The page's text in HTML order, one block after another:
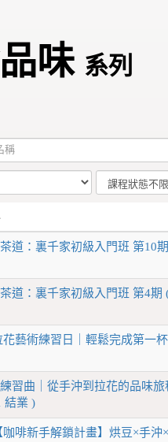
味 系列
道：裏千家初級入門班 第10
道：裏千家初級入門班 第4期
花藝術練習日｜輕鬆完成第一
習曲｜從手沖到拉花的品味旅
結業 )
咖啡新手解鎖計畫】烘豆×手沖